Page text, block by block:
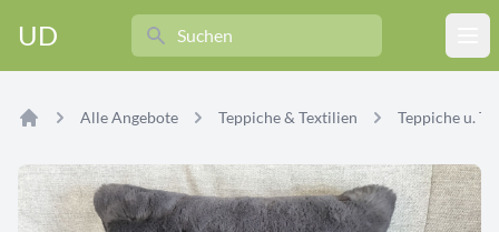
UD
Search
Alle Angebote Teppiche & Textilien Teppiche u.